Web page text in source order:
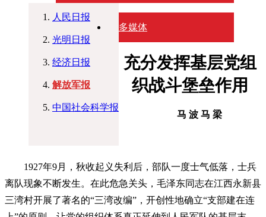
人民日报
光明日报
经济日报
解放军报
中国社会科学报
多媒体
充分发挥基层党组
织战斗堡垒作用
马 波 马 梁
1927年9月，秋收起义失利后，部队一度士气低落，士兵
离队现象不断发生。在此危急关头，毛泽东同志在江西永新县
三湾村开展了著名的“三湾改编”，开创性地确立“支部建在连